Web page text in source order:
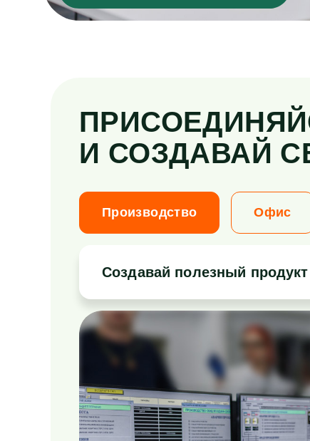
И СОЗДАВАЙ
Производство Офис
Создавай полезный